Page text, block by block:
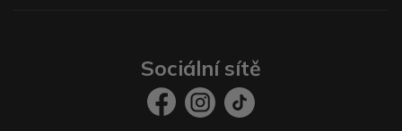
Sociální sítě